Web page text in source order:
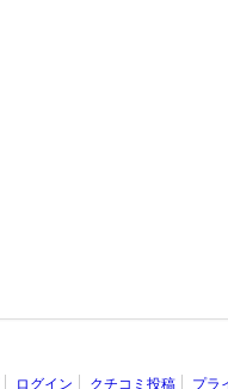
ログイン クチコミ投稿 プラ